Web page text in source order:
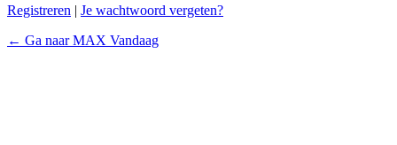
Registreren | Je wachtwoord vergeten?
← Ga naar MAX Vandaag